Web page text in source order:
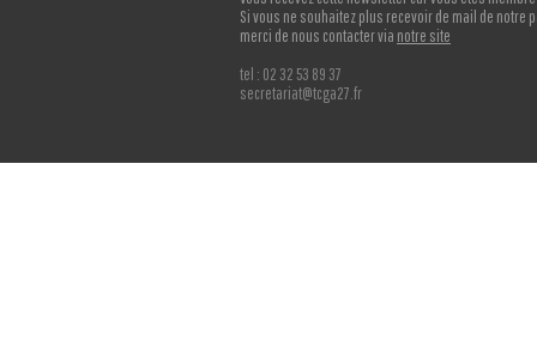
Si vous ne souhaitez plus recevoir de mail de notre
merci de nous contacter via notre site
tel : 02 32 53 89 37
secretariat@tcga27.fr